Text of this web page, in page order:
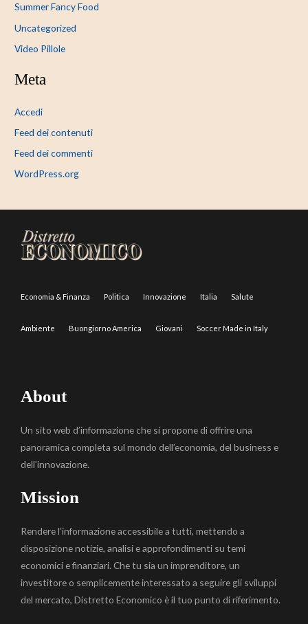
Summer Fancy Food
Uncategorized
Video Pillole
Meta
Accedi
Feed dei contenuti
Feed dei commenti
WordPress.org
Economia & Finanza Politica Innovazione Italia Salute
Ambiente Buongiorno America Giovani Soccer Made in Italy
About
Un sito web d’informazione che si propone di offrire una
panoramica completa sul mondo dell’economia, del business e
dell’innovazione.
Mission
Rendere l’informazione accessibile a tutti, mettendo a
disposizione notizie, analisi e approfondimenti su temi
economici e finanziari. Che tu sia un imprenditore, un
investitore o semplicemente interessato a seguire gli sviluppi
del mercato, Distretto Economico è il tuo punto di riferimento.